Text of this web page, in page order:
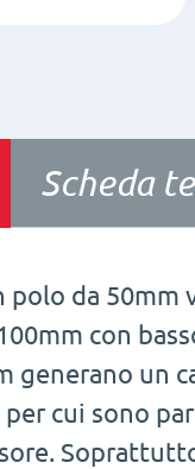
Scheda
polo da
con
generano un
cui sono